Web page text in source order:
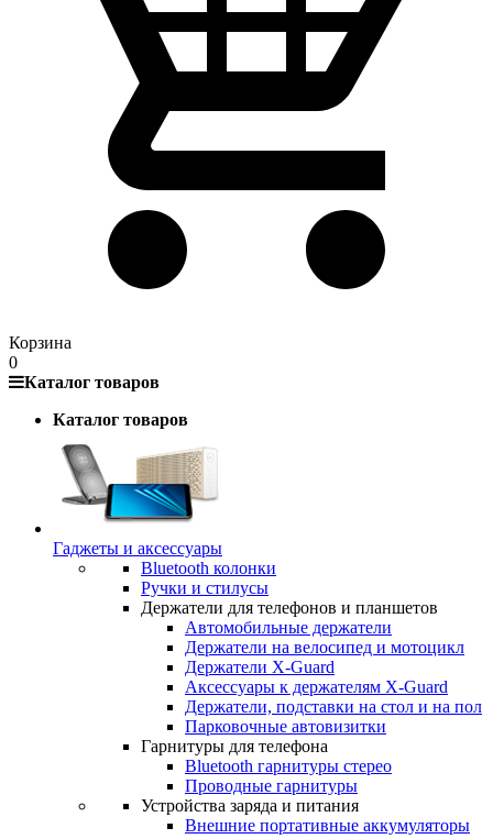
Корзина
0
Каталог товаров
Каталог товаров
Гаджеты и аксессуары
Bluetooth колонки
Ручки и стилусы
Держатели для телефонов и планшетов
Автомобильные держатели
Держатели на велосипед и мотоцикл
Держатели X-Guard
Аксессуары к держателям X-Guard
Держатели, подставки на стол и на пол
Парковочные автовизитки
Гарнитуры для телефона
Bluetooth гарнитуры стерео
Проводные гарнитуры
Устройства заряда и питания
Внешние портативные аккумуляторы